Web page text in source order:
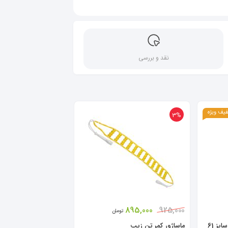
نقد و بررسی
ویژه 3%
925,000
895,000 تومان